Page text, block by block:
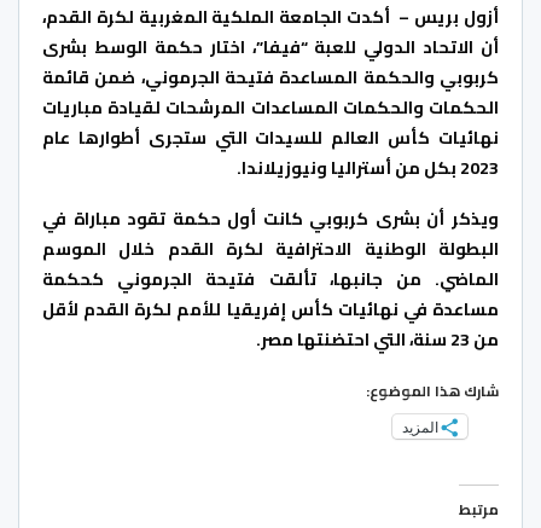
أزول بريس – أكدت الجامعة الملكية المغربية لكرة القدم،
أن الاتحاد الدولي للعبة “فيفا”، اختار حكمة الوسط بشرى
كربوبي والحكمة المساعدة فتيحة الجرموني، ضمن قائمة
الحكمات والحكمات المساعدات المرشحات لقيادة مباريات
نهائيات كأس العالم للسيدات التي ستجرى أطوارها عام
2023 بكل من أستراليا ونيوزيلاندا.
ويذكر أن بشرى كربوبي كانت أول حكمة تقود مباراة في
البطولة الوطنية الاحترافية لكرة القدم خلال الموسم
الماضي. من جانبها، تألقت فتيحة الجرموني كحكمة
مساعدة في نهائيات كأس إفريقيا للأمم لكرة القدم لأقل
من 23 سنة، التي احتضنتها مصر.
شارك هذا الموضوع:
المزيد
مرتبط